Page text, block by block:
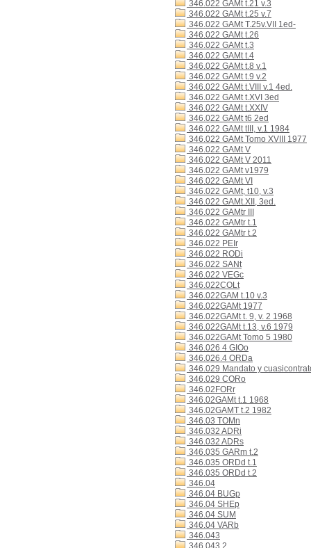
346.022 GAMt t.21 v.3
346.022 GAMt t.25 v.7
346.022 GAMt T.25v.VII 1ed-
346.022 GAMt t.26
346.022 GAMt t.3
346.022 GAMt t.4
346.022 GAMt t.8 v.1
346.022 GAMt t.9 v.2
346.022 GAMt t.VIII v.1 4ed.
346.022 GAMt t.XVI 3ed
346.022 GAMt t.XXIV
346.022 GAMt t6 2ed
346.022 GAMt tIII, v.1 1984
346.022 GAMt Tomo XVIII 1977
346.022 GAMt V
346.022 GAMt V 2011
346.022 GAMt v1979
346.022 GAMt VI
346.022 GAMt, t10, v.3
346.022 GAMt.XII, 3ed.
346.022 GAMtr III
346.022 GAMtr t.1
346.022 GAMtr t.2
346.022 PEIr
346.022 RODi
346.022 SANt
346.022 VEGc
346.022COLt
346.022GAM t.10 v.3
346.022GAMt 1977
346.022GAMt t. 9, v. 2 1968
346.022GAMt t.13, v.6 1979
346.022GAMt Tomo 5 1980
346.026 4 GIOo
346.026.4 ORDa
346.029 Mandato y
346.029 CORo
346.02FORr
346.02GAMt t.1 1968
346.02GAMT t.2 1982
346.03 TOMn
346.032 ADRi
346.032 ADRs
346.035 GARm t.2
346.035 ORDd t.1
346.035 ORDd t.2
346.04
346.04 BUGp
346.04 SHEp
346.04 SUM
346.04 VARb
346.043
346.043 2